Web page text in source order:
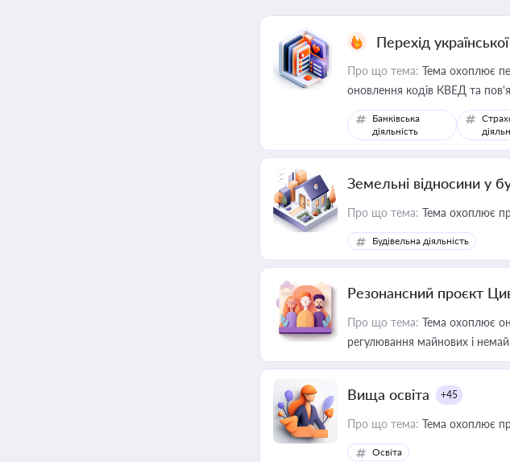
Перехід
Про що тема: Тема охоплює
оновлення кодів КВЕД та
Банківська
діяльність
Земельні відносини у
Про що тема: Тема охоплює
Будівельна діяльність
Резонансний проєкт
Про що тема: Тема охоплює
регулювання майнових і
Вища освіта +45
Про що тема: Тема охоплює
Освіта